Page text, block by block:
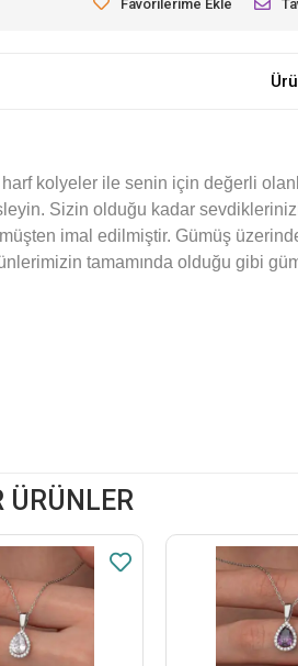
Favorilerime Ekle
kolyeler ile senin için değerli
Sizin olduğu kadar
imal edilmiştir. Gümüş
tamamında olduğu gibi
ÜRÜNLER